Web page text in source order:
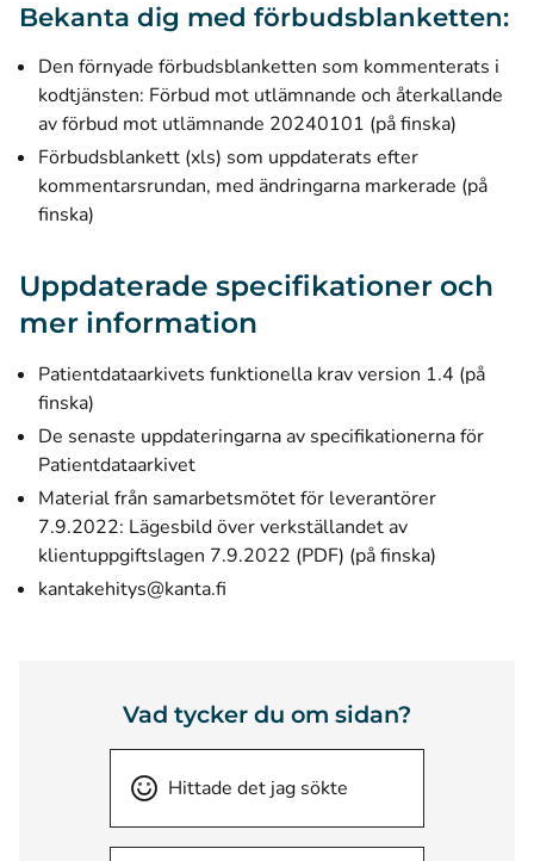
Bekanta dig med förbudsblanketten:
Den förnyade förbudsblanketten som kommenterats i
kodtjänsten: Förbud mot utlämnande och återkallande
av förbud mot utlämnande 20240101 (på finska)
Förbudsblankett (xls) som uppdaterats efter
kommentarsrundan, med ändringarna markerade (på
finska)
Uppdaterade specifikationer och
mer information
Patientdataarkivets funktionella krav version 1.4 (på
finska)
De senaste uppdateringarna av specifikationerna för
Patientdataarkivet
Material från samarbetsmötet för leverantörer
7.9.2022: Lägesbild över verkställandet av
klientuppgiftslagen 7.9.2022 (PDF) (på finska)
kantakehitys@kanta.fi
Vad tycker du om sidan?
Hittade det jag sökte